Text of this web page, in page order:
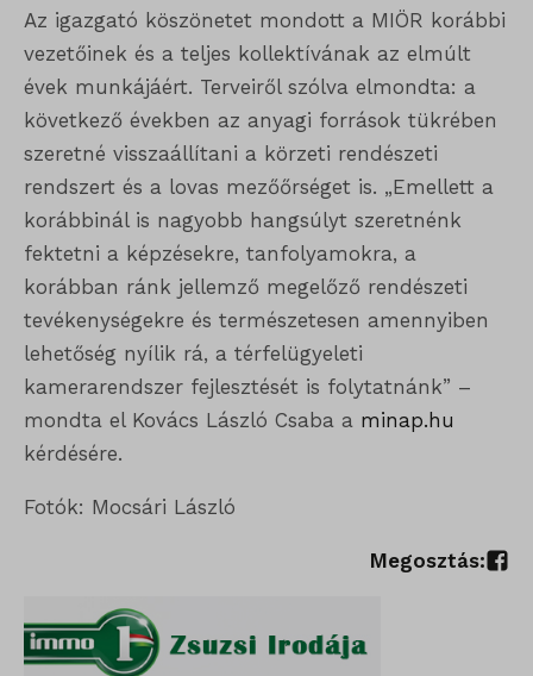
Az igazgató köszönetet mondott a MIÖR korábbi
vezetőinek és a teljes kollektívának az elmúlt
évek munkájáért. Terveiről szólva elmondta: a
következő években az anyagi források tükrében
szeretné visszaállítani a körzeti rendészeti
rendszert és a lovas mezőőrséget is. „Emellett a
korábbinál is nagyobb hangsúlyt szeretnénk
fektetni a képzésekre, tanfolyamokra, a
korábban ránk jellemző megelőző rendészeti
tevékenységekre és természetesen amennyiben
lehetőség nyílik rá, a térfelügyeleti
kamerarendszer fejlesztését is folytatnánk” –
mondta el Kovács László Csaba a minap.hu
kérdésére.
Fotók: Mocsári László
Megosztás:
googtrans
ISCHECKURLRISK
sessionId
wordpress_logged_in_*
wordpress_test_cookie
wp_lang
wp-settings-*
mhcookie
Statisztikai
A statisztikai sütik és szolgáltatások felhasználási információkat
gyűjtenek, amelyek lehetővé teszik számunkra, hogy betekintést
nyerjünk abba, hogyan lépnek kapcsolatba látogatóink a
weboldalunkkal.
Részletek megjelenítése
_ga
_ga_*
_gat_gtag_ua_*
_gid
Egyéb szolgáltatások
Ez a kategória minden olyan sütit, domaint és szolgáltatást
magában foglal, amelyek nem tartoznak a megadott kategóriákba,
vagy amelyeket nem kategorizáltak.
Részletek megjelenítése
amp_*
cato_fw_inet